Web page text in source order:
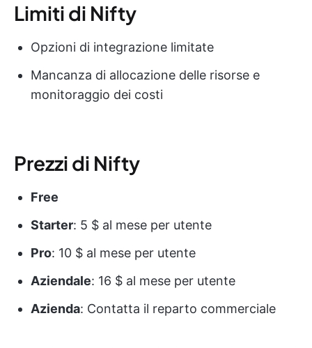
Limiti di Nifty
Opzioni di integrazione limitate
Mancanza di allocazione delle risorse e
monitoraggio dei costi
Prezzi di Nifty
Free
Starter: 5 $ al mese per utente
Pro: 10 $ al mese per utente
Aziendale: 16 $ al mese per utente
Azienda: Contatta il reparto commerciale